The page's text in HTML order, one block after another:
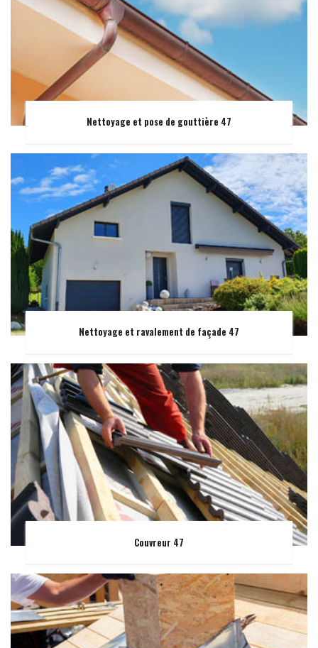
Nettoyage et pose de gouttière 47
Nettoyage et ravalement de façade 47
Couvreur 47